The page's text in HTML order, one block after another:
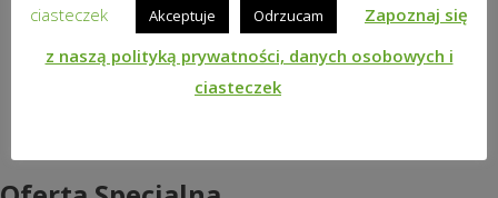
ciasteczek
Akceptuje Odrzucam
Zapoznaj się
z naszą polityką prywatności, danych osobowych i
ciasteczek